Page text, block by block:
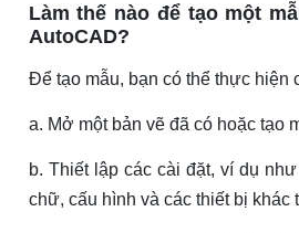
Làm thế nào để tạo một
AutoCAD?
Để tạo mẫu, bạn có thể thực hiện
a. Mở một bản vẽ đã có hoặc tạo
b. Thiết lập các cài đặt, ví dụ
chữ, cấu hình và các thiết bị khác